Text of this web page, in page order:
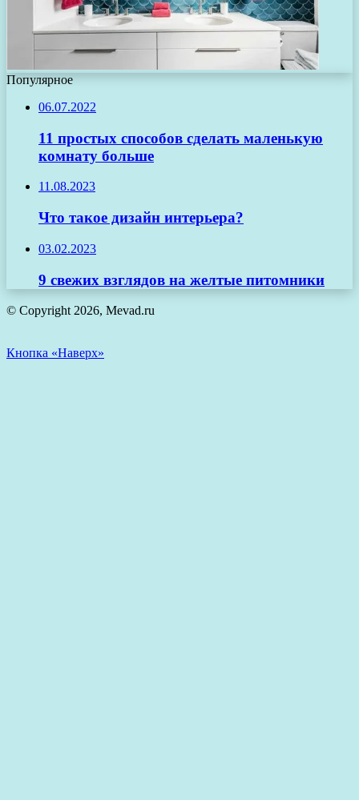
Популярное
06.07.2022
11 простых способов сделать маленькую
комнату больше
11.08.2023
Что такое дизайн интерьера?
03.02.2023
9 свежих взглядов на желтые питомники
© Copyright 2026, Mevad.ru
Кнопка «Наверх»